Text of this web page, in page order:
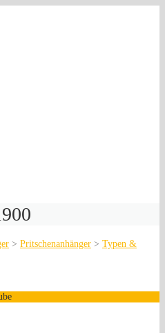
> Pritschenanhänger > Typen &